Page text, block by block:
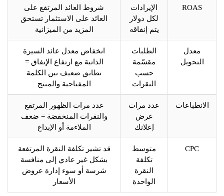
الإيرادات
لكل دولار
يتم إنفاقه
شروط العائد المرتفع على
العائد على الاستثمار تستحق
المزيد من الميزانية
الطلبات
انخفاض معدل عائد السيرة
الذاتية مع ارتفاع الإنفاق =
تطابق ضعيف بين الكلمة
المفتاحية والمنتج
عدد مرات
عدد مرات الظهور المرتفع
والنقرات المنخفضة = ضعف
الملاءمة أو الإبداع
قد تشير تكلفة النقرة المرتفعة
بشكل غير عادي إلى منافسة
شرسة أو سوء إدارة عروض